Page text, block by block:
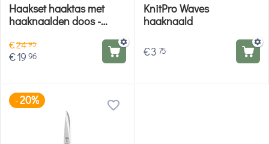
Haakset haaktas met
haaknaalden doos -
€2495
€19 96
KnitPro Waves
haaknaald
€3 75
-20%